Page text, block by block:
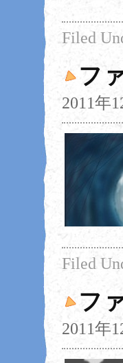
Filed
フ
2011年
Filed
フ
2011年